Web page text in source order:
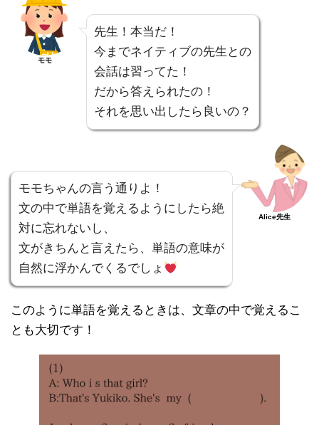
モモ
先生！本当だ！
今までネイティブの先生との
会話は習ってた！
だから答えられたの！
それを思い出したら良いの？
モモちゃんの言う通りよ！
文の中で単語を覚えるようにしたら絶
対に忘れないし、
文がきちんと言えたら、単語の意味が
自然に浮かんでくるでしょ
Alice先生
このように単語を覚えるときは、文章の中で覚えるこ
とも大切です！